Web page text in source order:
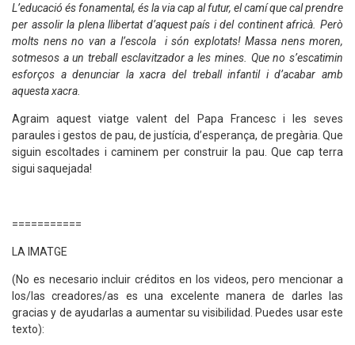
L’educació és fonamental, és la via cap al futur, el camí que cal prendre
per assolir la plena llibertat d’aquest país i del continent africà. Però
molts nens no van a l’escola i són explotats! Massa nens moren,
sotmesos a un treball esclavitzador a les mines. Que no s’escatimin
esforços a denunciar la xacra del treball infantil i d’acabar amb
aquesta xacra.
Agraim aquest viatge valent del Papa Francesc i les seves
paraules i gestos de pau, de justícia, d’esperança, de pregària. Que
siguin escoltades i caminem per construir la pau. Que cap terra
sigui saquejada!
===========
LA IMATGE
(No es necesario incluir créditos en los videos, pero mencionar a
los/las creadores/as es una excelente manera de darles las
gracias y de ayudarlas a aumentar su visibilidad. Puedes usar este
texto):